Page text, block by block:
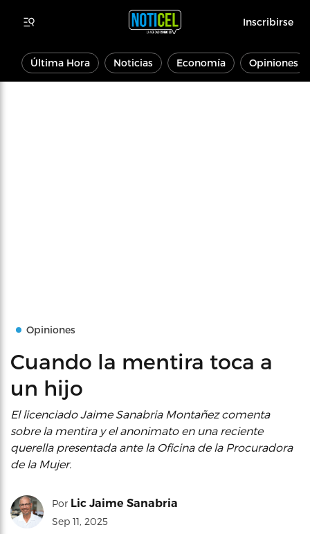
Inscribirse
Última Hora Noticias Economía Opiniones
Opiniones
Cuando la mentira toca a
un hijo
El licenciado Jaime Sanabria Montañez comenta
sobre la mentira y el anonimato en una reciente
querella presentada ante la Oficina de la Procuradora
de la Mujer.
Por Lic Jaime Sanabria
Sep 11, 2025